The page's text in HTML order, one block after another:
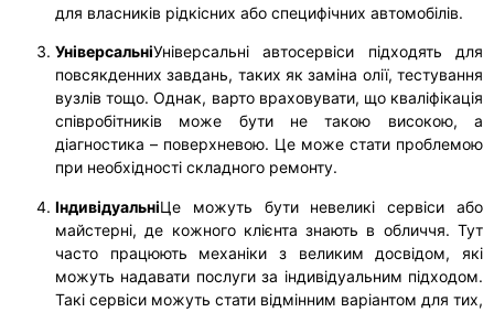
для власників рідкісних або специфічних автомобілів.
УніверсальніУніверсальні автосервіси підходять для
повсякденних завдань, таких як заміна олії, тестування
вузлів тощо. Однак, варто враховувати, що кваліфікація
співробітників може бути не такою високою, а
діагностика – поверхневою. Це може стати проблемою
при необхідності складного ремонту.
ІндивідуальніЦе можуть бути невеликі сервіси або
майстерні, де кожного клієнта знають в обличчя. Тут
часто працюють механіки з великим досвідом, які
можуть надавати послуги за індивідуальним підходом.
Такі сервіси можуть стати відмінним варіантом для тих,